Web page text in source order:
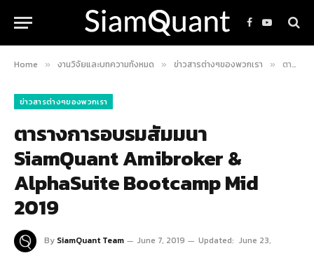
Facebook
YouTube
Home » งานวิจัยและบทความทั้งหมด » ข่าวสารต่างๆของพวกเรา » ตารางการอบรมสัมมนา SiamQuant Amibroker & AlphaSuite Bootcamp Mid 2019
ข่าวสารต่างๆของพวกเรา
ตารางการอบรมสัมมนา
SiamQuant Amibroker &
AlphaSuite Bootcamp Mid
2019
By SiamQuant Team June 7, 2019 Updated: June 23,